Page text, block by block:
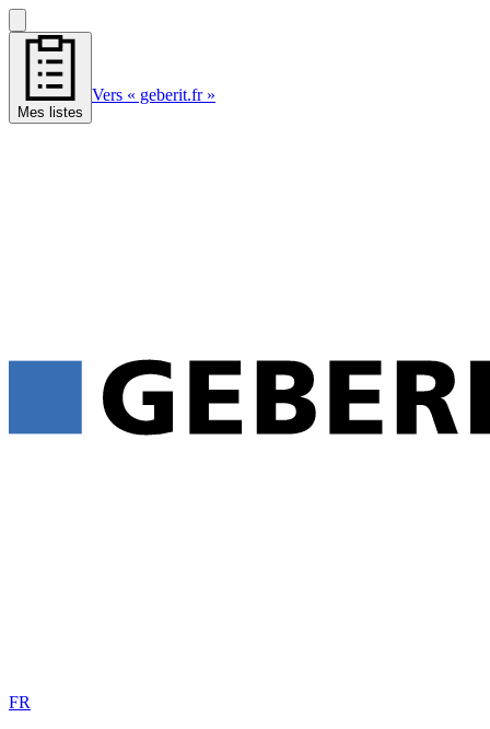
Mes listes
Vers « geberit.fr »
FR